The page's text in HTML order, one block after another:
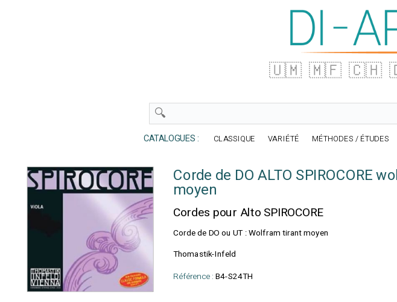
🇺🇲 🇲🇫 🇨🇭
CATALOGUES : CLASSIQUE VARIÉTÉ MÉTHODES / ÉTUDES
Corde de DO ALTO SPIROCORE
moyen
Cordes pour Alto SPIROCORE
Corde de DO ou UT : Wolfram tirant moyen
Thomastik-Infeld
Référence : B4-S24TH